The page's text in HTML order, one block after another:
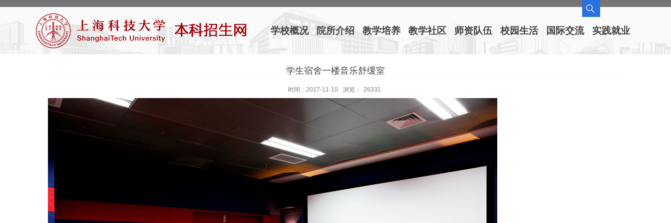
学校概况 院所介绍 教学培养 教学社区 师资队伍 校园生活 国际交流 实践就业
学生宿舍一楼音乐舒缓室
时间：2017-11-10 浏览： 26331